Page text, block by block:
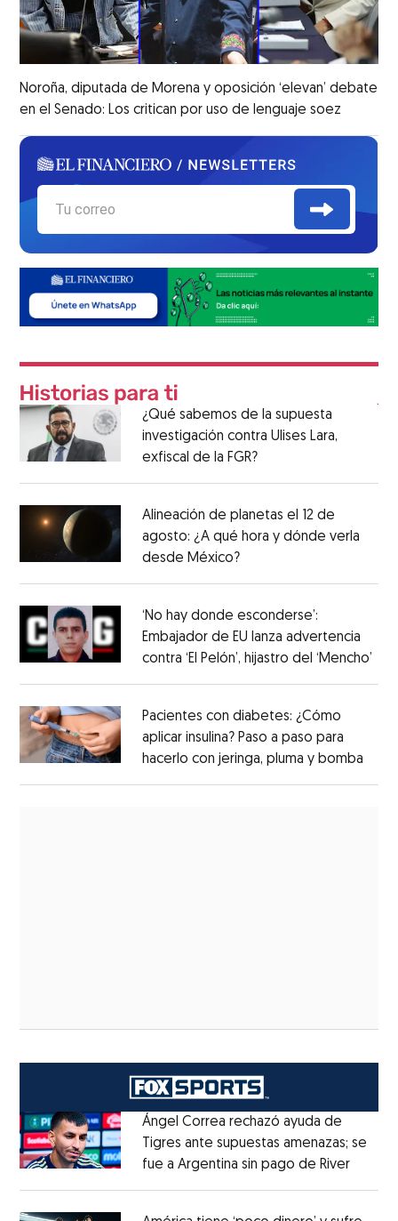
Noroña, diputada de Morena y oposición ‘elevan’ debate
en el Senado: Los critican por uso de lenguaje soez
¿Qué sabemos de la supuesta
investigación contra Ulises Lara,
exfiscal de la FGR?
Alineación de planetas el 12 de
agosto: ¿A qué hora y dónde verla
desde México?
‘No hay donde esconderse’:
Embajador de EU lanza advertencia
contra ‘El Pelón’, hijastro del ‘Mencho’
Pacientes con diabetes: ¿Cómo
aplicar insulina? Paso a paso para
hacerlo con jeringa, pluma y bomba
Ángel Correa rechazó ayuda de
Tigres ante supuestas amenazas; se
fue a Argentina sin pago de RiverOpens